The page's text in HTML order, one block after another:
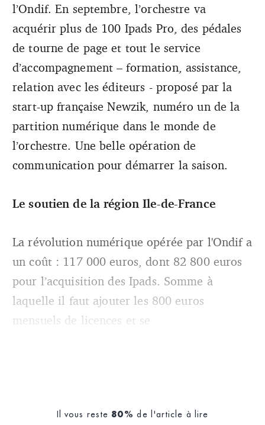
l’Ondif. En septembre, l’orchestre va
acquérir plus de 100 Ipads Pro, des pédales
de tourne de page et tout le service
d’accompagnement – formation, assistance,
relation avec les éditeurs - proposé par la
start-up française Newzik, numéro un de la
partition numérique dans le monde de
l’orchestre. Une belle opération de
communication pour démarrer la saison.
Le soutien de la région Ile-de-France
La révolution numérique opérée par l'Ondif a
un coût : 117 000 euros, dont 82 800 euros
pour l’acquisition des Ipads. Somme à
laquelle il faut ajouter les 800 euros
mensuels de licences et se
Il vous reste 80% de l'article à lire